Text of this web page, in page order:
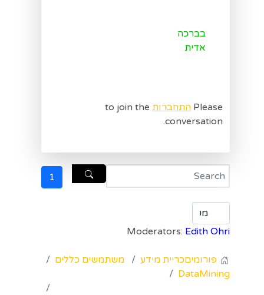
בברכה
אדית
Please התחברות to join the
conversation.
1
Moderators: Edith Ohri
פורומיםכריית מידע
משתמשים כללים
DataMining